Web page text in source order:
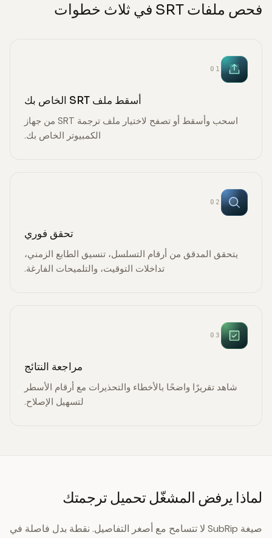
فحص ملفات SRT في ثلاث خطوات
01
أسقط ملف SRT الخاص بك
اسحب وأسقط أو تصفح لاختيار ملف ترجمة SRT من جهاز
الكمبيوتر الخاص بك.
02
تحقق فوري
يتحقق المدقق من أرقام التسلسل، تنسيق الطابع الزمني،
تداخلات التوقيت، والتلميحات الفارغة.
03
مراجعة النتائج
شاهد تقريرًا واضحًا بالأخطاء والتحذيرات مع أرقام الأسطر
لتسهيل الإصلاح.
لماذا يرفض المشغّل تحميل ترجمتك
صيغة SubRip لا تتسامح مع أصغر التفاصيل. نقطة بدل فاصلة في